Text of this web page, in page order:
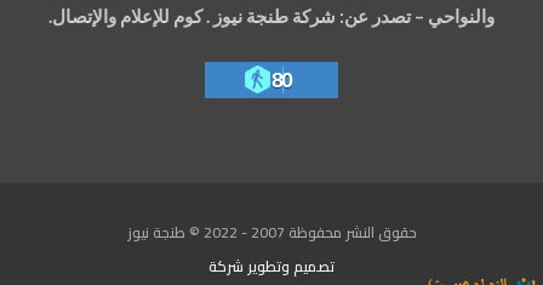
والنواحي – تصدر عن: شركة طنجة نيوز . كوم للإعلام والإتصال.
80
حقوق النشر محفوظة 2007 - 2022 © طنجة نيوز
تصميم وتطوير شركة